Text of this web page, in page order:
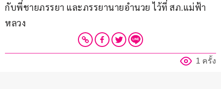
กับพี่ชายภรรยา และภรรยานายอำนวย ไว้ที่ สภ.แม่ฟ้า
หลวง
1 ครั้ง